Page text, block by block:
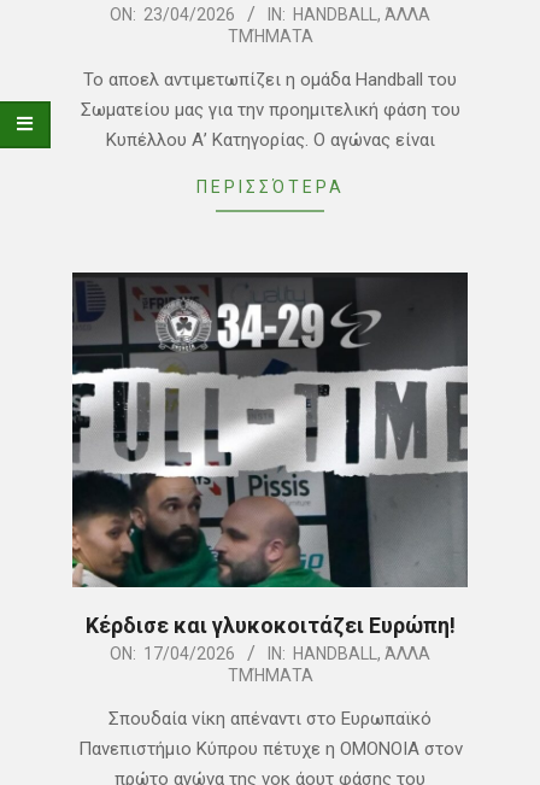
2026-
23
ON: 23/04/2026 IN: HANDBALL , ΆΛΛΑ
ΤΜΉΜΑΤΑ
Το αποελ αντιμετωπίζει η ομάδα Handball του
Σωματείου μας για την προημιτελική φάση του
Κυπέλλου Α’ Κατηγορίας. Ο αγώνας είναι
ΠΕΡΙΣΣΌΤΕΡΑ
Κέρδισε και γλυκοκοιτάζει Ευρώπη!
2026-ON: 17/04/2026 IN: HANDBALL , ΆΛΛΑ
ΤΜΉΜΑΤΑ
Σπουδαία νίκη απέναντι στο Ευρωπαϊκό
Πανεπιστήμιο Κύπρου πέτυχε η ΟΜΟΝΟΙΑ στον
πρώτο αγώνα της νοκ άουτ φάσης του